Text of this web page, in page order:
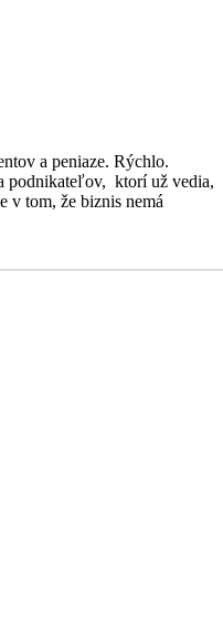
a peniaze. Rýchlo.
podnikateľov, ktorí už vedia,
v tom, že biznis nemá